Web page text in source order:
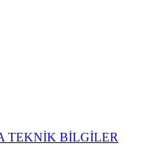
TEKNİK BİLGİLER